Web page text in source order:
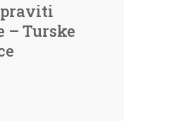
– Turske